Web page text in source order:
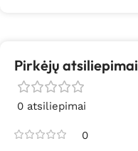
Pirkėjų atsiliepimai
0 atsiliepimai
0